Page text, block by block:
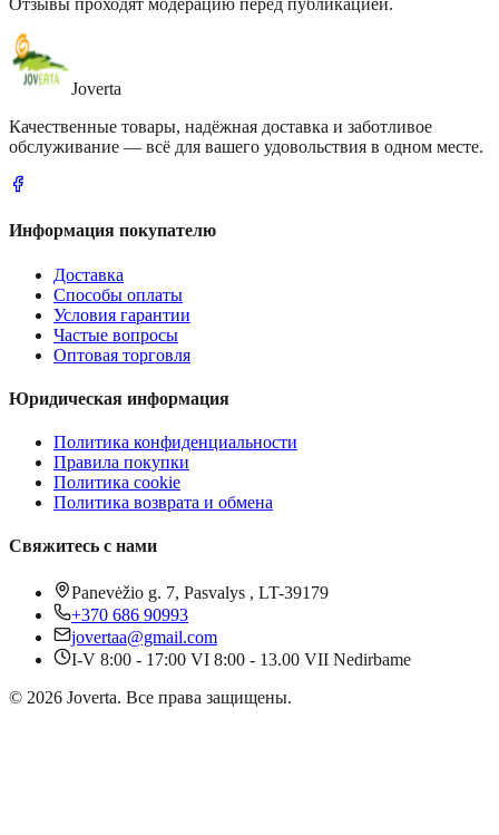
Отзывы проходят модерацию перед публикацией.
Joverta
Качественные товары, надёжная доставка и заботливое
обслуживание — всё для вашего удовольствия в одном месте.
Информация покупателю
Доставка
Способы оплаты
Условия гарантии
Частые вопросы
Оптовая торговля
Юридическая информация
Политика конфиденциальности
Правила покупки
Политика cookie
Политика возврата и обмена
Свяжитесь с нами
Panevėžio g. 7, Pasvalys , LT-39179
+370 686 90993
jovertaa@gmail.com
I-V 8:00 - 17:00 VI 8:00 - 13.00 VII Nedirbame
© 2026 Joverta. Все права защищены.